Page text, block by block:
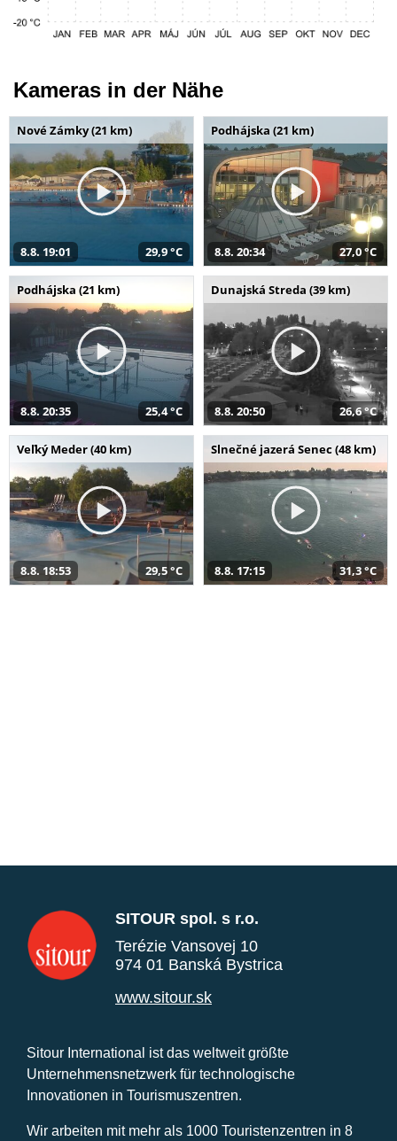
Kameras in der Nähe
Nové Zámky (21 km)
8.8. 19:01 29,9 °C
Podhájska (21 km)
8.8. 20:34 27,0 °C
Podhájska (21 km)
8.8. 20:35 25,4 °C
Dunajská Streda (39 km)
8.8. 20:50 26,6 °C
Veľký Meder (40 km)
8.8. 18:53 29,5 °C
Slnečné jazerá Senec (48 km)
8.8. 17:15 31,3 °C
SITOUR spol. s r.o.
Terézie Vansovej 10
974 01 Banská Bystrica
www.sitour.sk
Sitour International ist das weltweit größte
Unternehmensnetzwerk für technologische
Innovationen in Tourismuszentren.
Wir arbeiten mit mehr als 1000 Touristenzentren in 8